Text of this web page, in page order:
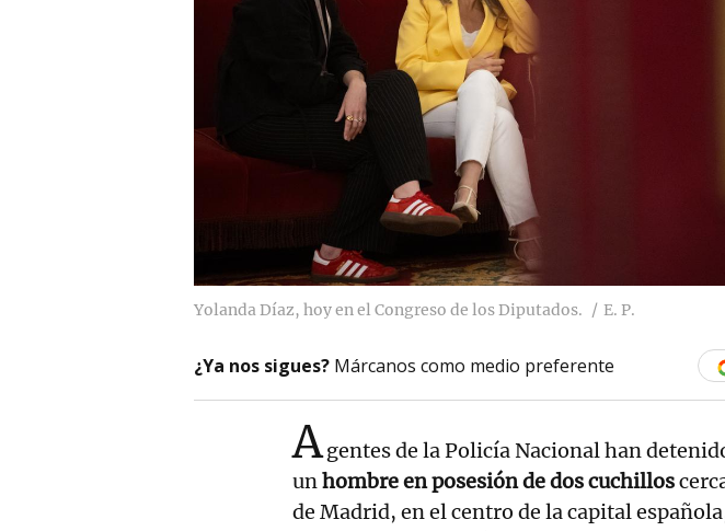
Yolanda Díaz, hoy en el Congreso de los Diputados. E. P.
¿Ya nos sigues? Márcanos como medio preferente
Agentes de la Policía Nacional han
unhombre en posesión de dos cuchillos
de Madrid, en el centro de la capital